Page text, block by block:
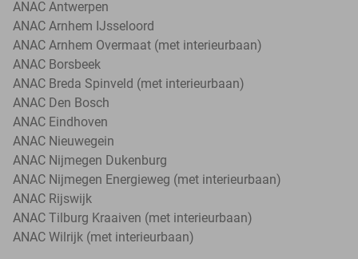
ANAC Antwerpen
ANAC Arnhem IJsseloord
ANAC Arnhem Overmaat (met interieurbaan)
ANAC Borsbeek
ANAC Breda Spinveld (met interieurbaan)
ANAC Den Bosch
ANAC Eindhoven
ANAC Nieuwegein
ANAC Nijmegen Dukenburg
ANAC Nijmegen Energieweg (met interieurbaan)
ANAC Rijswijk
ANAC Tilburg Kraaiven (met interieurbaan)
ANAC Wilrijk (met interieurbaan)